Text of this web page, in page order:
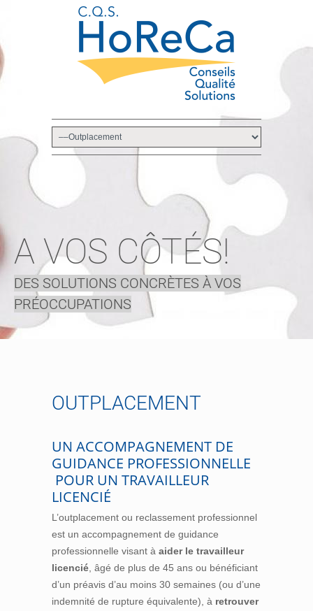
A VOS CÔTÉS!
DES SOLUTIONS CONCRÈTES À VOS
PRÉOCCUPATIONS
A VOS CÔTÉS!
DES CONSEILS DE QUALITÉ POUR LES
PROFESSIONNELS DU SECTEUR HO.RE.CA.
OUTPLACEMENT
UN ACCOMPAGNEMENT DE
GUIDANCE PROFESSIONNELLE
POUR UN TRAVAILLEUR
LICENCIÉ
L’outplacement ou reclassement professionnel
est un accompagnement de guidance
professionnelle visant à aider le travailleur
licencié , âgé de plus de 45 ans ou bénéficiant
d’un préavis d’au moins 30 semaines (ou d’une
indemnité de rupture équivalente), à retrouver